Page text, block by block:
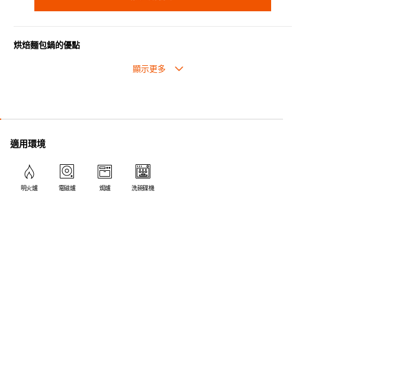
烘焙麵包鍋的優點
• 由我們優質的鑄鐵製成，具傳熱性均勻和超卓的存熱功能。
• 琺瑯鑄鐵傳熱性均勻，不會產生過熱點。
• 最適合直接上桌，既實用又有體面，是 飲食視覺的一大享受。
• 超卓的存熱功能。
• 重身的鍋蓋能有助防止蒸氣溜走,易於 保持食物的原汁原味。
適用環境
明火爐 電磁爐 焗爐 洗碗碟機